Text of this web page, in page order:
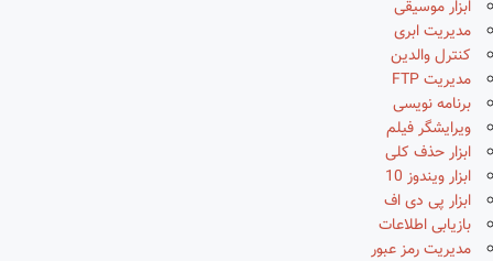
ابزار موسیقی
مدیریت ابری
کنترل والدین
مدیریت FTP
برنامه نویسی
ویرایشگر فیلم
ابزار حذف کلی
ابزار ویندوز 10
ابزار پی دی اف
بازیابی اطلاعات
مدیریت رمز عبور